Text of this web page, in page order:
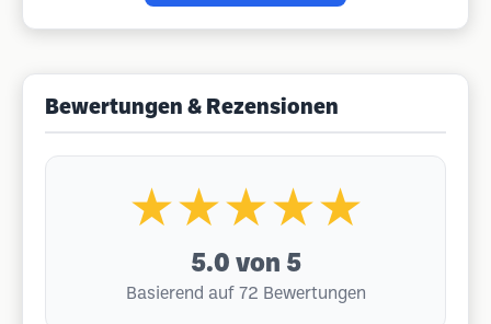
Bewertungen & Rezensionen
★★★★★
5.0 von 5
Basierend auf 72 Bewertungen